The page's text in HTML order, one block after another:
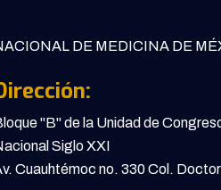
DE MEDICINA DE
"B" de la Unidad de
Siglo XXI
Cuauhtémoc no. 330 Col.